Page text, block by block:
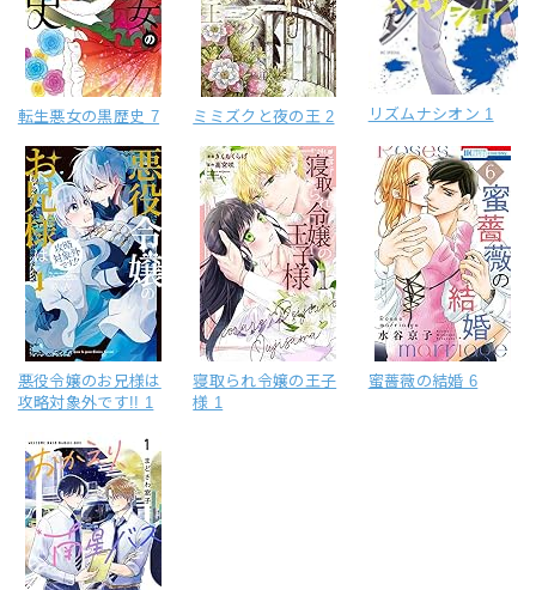
転生悪女の黒歴史 7 ミミズクと夜の王 2 リズムナシオン 1
悪役令嬢のお兄様は
攻略対象外です!! 1
寝取られ令嬢の王子
様 1
蜜薔薇の結婚 6